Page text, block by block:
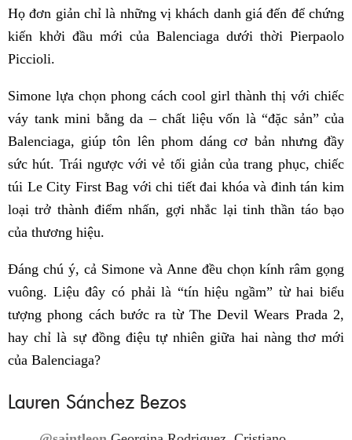
Họ đơn giản chỉ là những vị khách danh giá đến để chứng
kiến khởi đầu mới của Balenciaga dưới thời Pierpaolo
Piccioli.
Simone lựa chọn phong cách cool girl thành thị với chiếc
váy tank mini bằng da – chất liệu vốn là “đặc sản” của
Balenciaga, giúp tôn lên phom dáng cơ bản nhưng đầy
sức hút. Trái ngược với vẻ tối giản của trang phục, chiếc
túi Le City First Bag với chi tiết đai khóa và đinh tán kim
loại trở thành điểm nhấn, gợi nhắc lại tinh thần táo bạo
của thương hiệu.
Đáng chú ý, cả Simone và Anne đều chọn kính râm gọng
vuông. Liệu đây có phải là “tín hiệu ngầm” từ hai biểu
tượng phong cách bước ra từ The Devil Wears Prada 2,
hay chỉ là sự đồng điệu tự nhiên giữa hai nàng thơ mới
của Balenciaga?
Lauren Sánchez Bezos